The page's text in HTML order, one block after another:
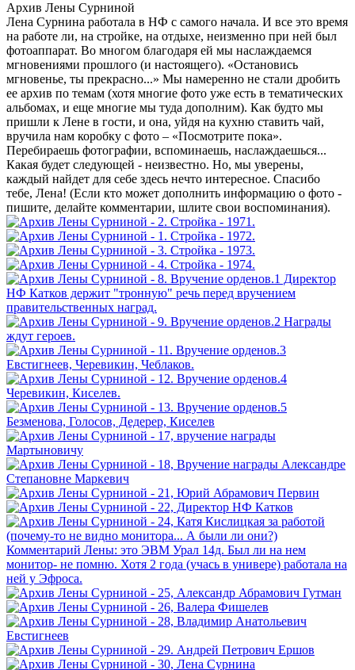
Архив Лены Сурниной
Лена Сурнина работала в НФ с самого начала. И все это время
на работе ли, на стройке, на отдыхе, неизменно при ней был
фотоаппарат. Во многом благодаря ей мы наслаждаемся
мгновениями прошлого (и настоящего). «Остановись
мгновенье, ты прекрасно...» Мы намеренно не стали дробить
ее архив по темам (хотя многие фото уже есть в тематических
альбомах, и еще многие мы туда дополним). Как будто мы
пришли к Лене в гости, и она, уйдя на кухню ставить чай,
вручила нам коробку с фото – «Посмотрите пока».
Перебираешь фотографии, вспоминаешь, наслаждаешься...
Какая будет следующей - неизвестно. Но, мы уверены,
каждый найдет для себе здесь нечто интересное. Спасибо
тебе, Лена! (Если кто может дополнить информацию о фото -
пишите, делайте комментарии, шлите свои воспоминания).